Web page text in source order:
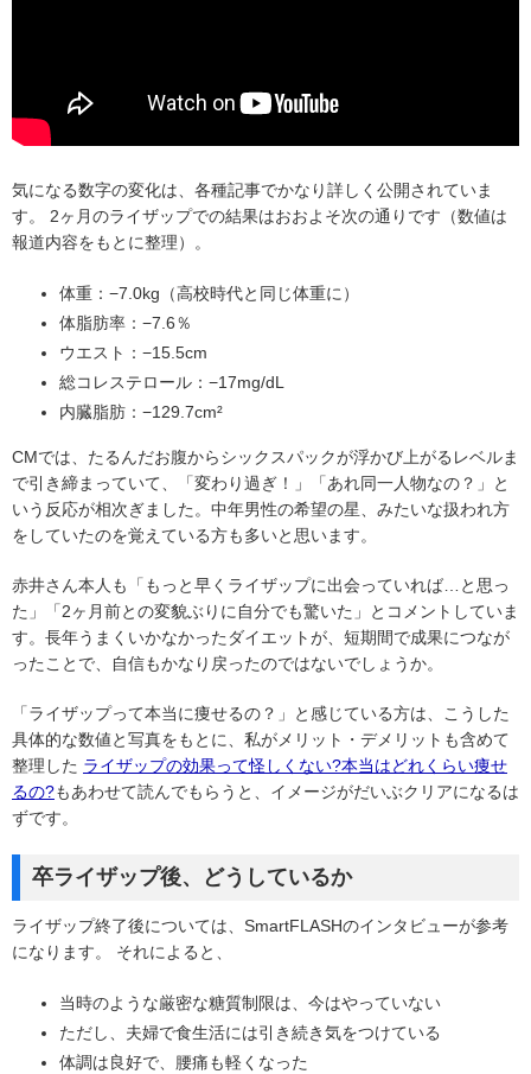
気になる数字の変化は、各種記事でかなり詳しく公開されていま
す。 2ヶ月のライザップでの結果はおおよそ次の通りです（数値は
報道内容をもとに整理）。
体重：−7.0kg（高校時代と同じ体重に）
体脂肪率：−7.6％
ウエスト：−15.5cm
総コレステロール：−17mg/dL
内臓脂肪：−129.7cm²
CMでは、たるんだお腹からシックスパックが浮かび上がるレベルま
で引き締まっていて、「変わり過ぎ！」「あれ同一人物なの？」と
いう反応が相次ぎました。中年男性の希望の星、みたいな扱われ方
をしていたのを覚えている方も多いと思います。
赤井さん本人も「もっと早くライザップに出会っていれば…と思っ
た」「2ヶ月前との変貌ぶりに自分でも驚いた」とコメントしていま
す。長年うまくいかなかったダイエットが、短期間で成果につなが
ったことで、自信もかなり戻ったのではないでしょうか。
「ライザップって本当に痩せるの？」と感じている方は、こうした
具体的な数値と写真をもとに、私がメリット・デメリットも含めて
整理した ライザップの効果って怪しくない?本当はどれくらい痩せ
るの?もあわせて読んでもらうと、イメージがだいぶクリアになるは
ずです。
卒ライザップ後、どうしているか
ライザップ終了後については、SmartFLASHのインタビューが参考
になります。 それによると、
当時のような厳密な糖質制限は、今はやっていない
ただし、夫婦で食生活には引き続き気をつけている
体調は良好で、腰痛も軽くなった